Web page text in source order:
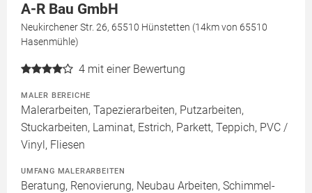
A-R Bau GmbH
Neukirchener Str. 26, 65510 Hünstetten (14km von 65510
Hasenmühle)
4 mit einer Bewertung
MALER BEREICHE
Malerarbeiten, Tapezierarbeiten, Putzarbeiten,
Stuckarbeiten, Laminat, Estrich, Parkett, Teppich, PVC /
Vinyl, Fliesen
UMFANG MALERARBEITEN
Beratung, Renovierung, Neubau Arbeiten, Schimmel-